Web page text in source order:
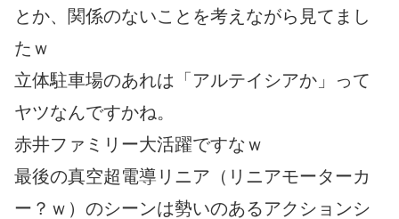
とか、関係のないことを考えながら見てまし
たｗ
立体駐車場のあれは「アルテイシアか」って
ヤツなんですかね。
赤井ファミリー大活躍ですなｗ
最後の真空超電導リニア（リニアモーターカ
ー？ｗ）のシーンは勢いのあるアクションシ